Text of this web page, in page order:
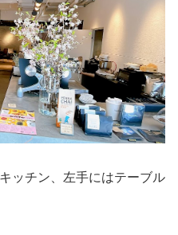
ッチン、左手にはテーブル